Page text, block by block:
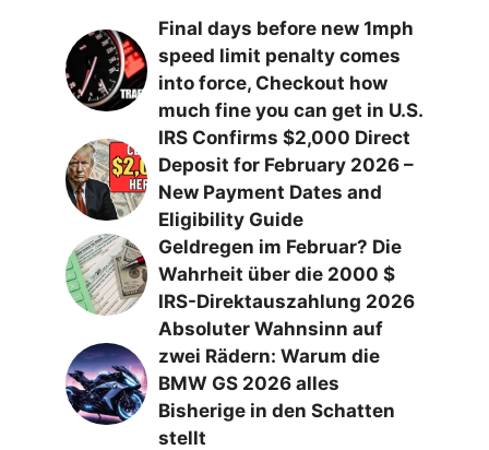
Final days before new 1mph
speed limit penalty comes
into force, Checkout how
much fine you can get in U.S.
IRS Confirms $2,000 Direct
Deposit for February 2026 –
New Payment Dates and
Eligibility Guide
Geldregen im Februar? Die
Wahrheit über die 2000 $
IRS-Direktauszahlung 2026
Absoluter Wahnsinn auf
zwei Rädern: Warum die
BMW GS 2026 alles
Bisherige in den Schatten
stellt